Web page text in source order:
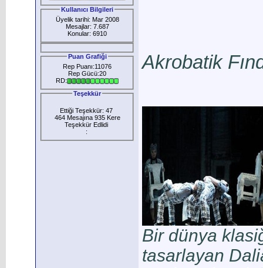
Kullanıcı Bilgileri
Üyelik tarihi: Mar 2008
Mesajlar: 7.687
Konular: 6910
Puan Grafiği
Rep Puanı:11076
Rep Gücü:20
RD:
Teşekkür
Ettiği Teşekkür: 47
464 Mesajına 935 Kere
Teşekkür Edlidi
:
Akrobatik
Bir dünya
tasarlayan